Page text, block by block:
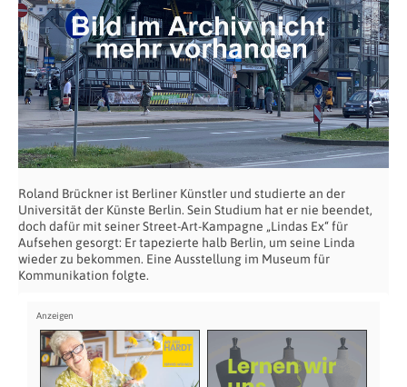
Roland Brückner ist Berliner Künstler und studierte an der
Universität der Künste Berlin. Sein Studium hat er nie beendet,
doch dafür mit seiner Street-Art-Kampagne „Lindas Ex“ für
Aufsehen gesorgt: Er tapezierte halb Berlin, um seine Linda
wieder zu bekommen. Eine Ausstellung im Museum für
Kommunikation folgte.